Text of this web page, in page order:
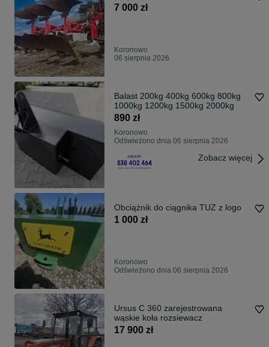
7 000 zł
Koronowo
06 sierpnia 2026
Balast 200kg‎ 400kg‎ 600kg‎ 800‎kg
1000kg‎ 1200kg‎ 1500kg 2000kg
890 zł
Koronowo
Odświeżono dnia 06 sierpnia 2026
Zobacz więcej
Obciążnik do ciągnika TUZ z logo
1 000 zł
Koronowo
Odświeżono dnia 06 sierpnia 2026
Ursus C 360 zarejestrowana
wąskie koła rozsiewacz
17 900 zł